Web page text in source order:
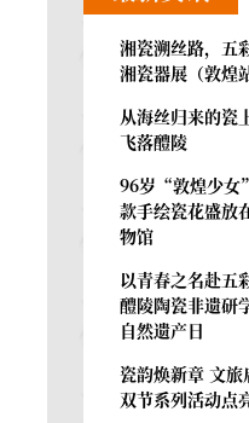
湘瓷溯丝路，
湘瓷器展（敦煌
从海丝归来的瓷
飞落醴陵
96岁“敦煌少女
款手绘瓷花盛放
物馆
以青春之名赴
醴陵陶瓷非遗研
自然遗产日
瓷韵焕新章 文
双节系列活动点